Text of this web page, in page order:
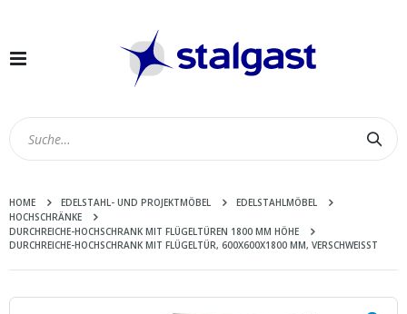
Navigation
HOME EDELSTAHL- UND PROJEKTMÖBEL
EDELSTAHLMÖBEL
HOCHSCHRÄNKE
DURCHREICHE-HOCHSCHRANK MIT FLÜGELTÜREN 1800 MM HÖHE
DURCHREICHE-HOCHSCHRANK MIT FLÜGELTÜR, 600X600X1800 MM, VERSCHWEISST
Zum